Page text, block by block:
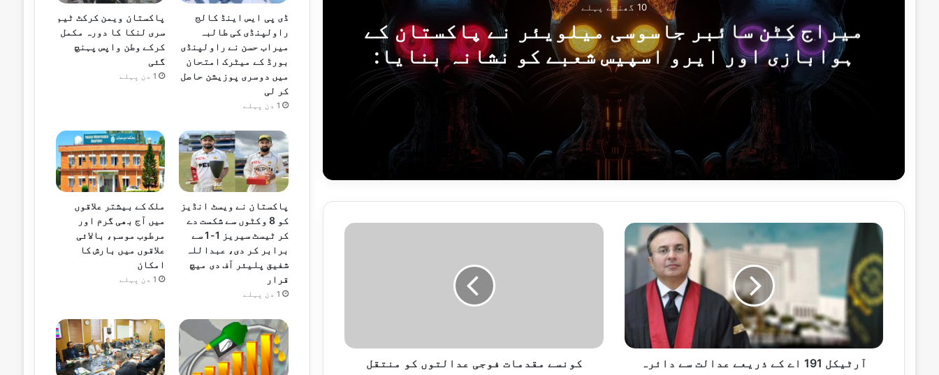
10 گھنٹے پہلے
میراج کِٹن سائبر جاسوسی میلویئر نے پاکستان کے
ہوابازی اور ایرو اسپیس شعبے کو نشانہ بنایا:
کیسپرسکی
پاکستان کا آزاد کشمیر انتخابات پر بھارت کے بے بنیاد بیانات مسترد
16 گھنٹے پہلے
بلوچستان میں سیکیورٹی فورسز کی دو انٹیلی جنس کارروائیاں، 12 دہشت گرد ہلاک
16 گھنٹے پہلے
آ
ر
ٹ
ی
ک
ل
1
آرٹیکل 191 اے کے ذریعے عدالت سے دائرہ
ک
م
کونسے مقدمات فوجی عدالتوں کو منتقل
ڈی پی ایس اینڈ کالج
راولپنڈی کی طالبہ
میراب حسن نے راولپنڈی
بورڈ کے میٹرک امتحان
میں دوسری پوزیشن حاصل
کر لی
1 دن پہلے
پاکستان ویمن کرکٹ ٹیم
سری لنکا کا دورہ مکمل
کرکے وطن واپس پہنچ
گئی
1 دن پہلے
پاکستان نے ویسٹ انڈیز
کو 8 وکٹوں سے شکست دے
کر ٹیسٹ سیریز 1-1 سے
برابر کر دی، عبداللہ
شفیق پلیئر آف دی میچ
قرار
1 دن پہلے
ملک کے بیشتر علاقوں
میں آج بھی گرم اور
مرطوب موسم، بالائی
علاقوں میں بارش کا
امکان
1 دن پہلے